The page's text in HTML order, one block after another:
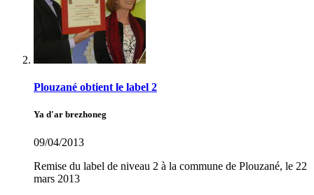
Plouzané obtient le label 2
Ya d'ar brezhoneg
09/04/2013
Remise du label de niveau 2 à la commune de Plouzané, le 22
mars 2013